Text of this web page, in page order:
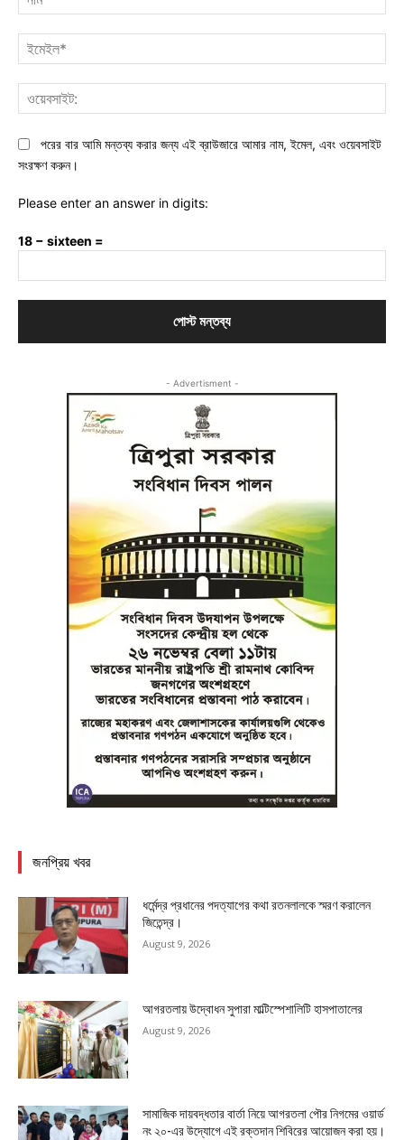
পরের বার আমি মন্তব্য করার জন্য এই ব্রাউজারে আমার নাম, ইমেল, এবং ওয়েবসাইট
সংরক্ষণ করুন।
Please enter an answer in digits:
18 − sixteen =
- Advertisment -
জনপ্রিয় খবর
ধর্মেন্দ্র প্রধানের পদত্যাগের কথা রতনলালকে স্মরণ করালেন
জিতেন্দ্র।
August 9, 2026
আগরতলায় উদ্বোধন সুপারা মাল্টিস্পেশালিটি হাসপাতালের
August 9, 2026
সামাজিক দায়বদ্ধতার বার্তা নিয়ে আগরতলা পৌর নিগমের ওয়ার্ড
নং ২০-এর উদ্যোগে এই রক্তদান শিবিরের আয়োজন করা হয়।